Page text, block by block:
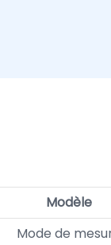
Modèle
Mode de